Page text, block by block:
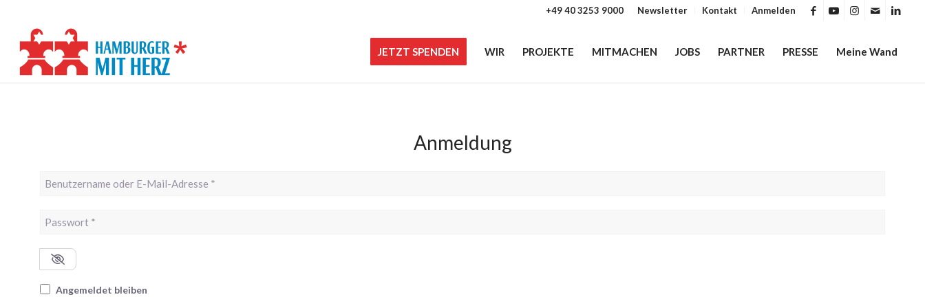
Newsletter Kontakt Anmelden
+49 40 3253 9000
JETZT SPENDEN WIR PROJEKTE MITMACHEN JOBS PARTNER PRESSE Meine Wand
Anmeldung
Benutzername oder E-Mail-Adresse
Passwort *
Angemeldet bleiben